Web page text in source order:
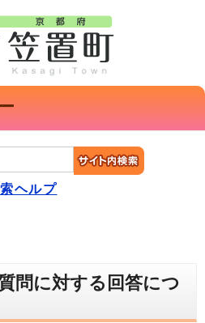
ヘルプ
問に対する回答につ